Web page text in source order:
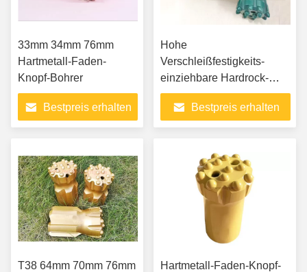
33mm 34mm 76mm
Hartmetall-Faden-
Knopf-Bohrer
Bestpreis erhalten
Hohe
Verschleißfestigkeits-
einziehbare Hardrock-
Bohrer
Bestpreis erhalten
T38 64mm 70mm 76mm
Hartmetall-Faden-Knopf-